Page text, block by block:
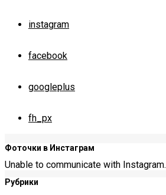
instagram
facebook
googleplus
fh_px
Фоточки в Инстаграм
Unable to communicate with Instagram.
Рубрики